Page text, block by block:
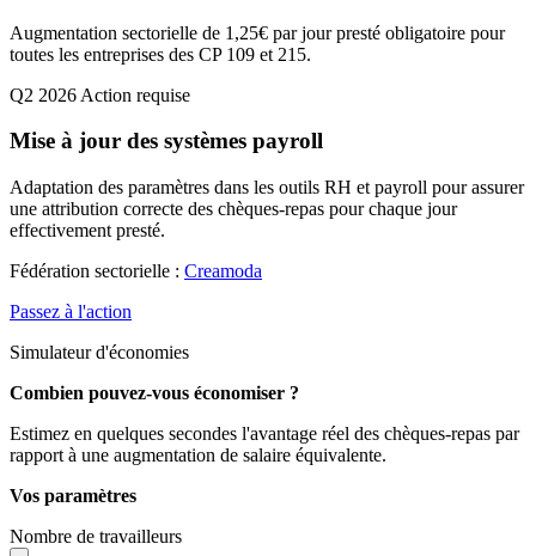
Augmentation sectorielle de 1,25€ par jour presté obligatoire pour
toutes les entreprises des CP 109 et 215.
Q2 2026 Action requise
Mise à jour des systèmes payroll
Adaptation des paramètres dans les outils RH et payroll pour assurer
une attribution correcte des chèques-repas pour chaque jour
effectivement presté.
Fédération sectorielle : Creamoda
Passez à l'action
Simulateur d'économies
Combien pouvez-vous économiser ?
Estimez en quelques secondes l'avantage réel des chèques-repas par
rapport à une augmentation de salaire équivalente.
Vos paramètres
Nombre de travailleurs